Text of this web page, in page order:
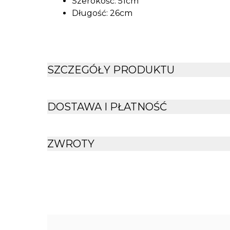
Długość: 26cm
SZCZEGÓŁY PRODUKTU
DOSTAWA I PŁATNOŚĆ
ZWROTY